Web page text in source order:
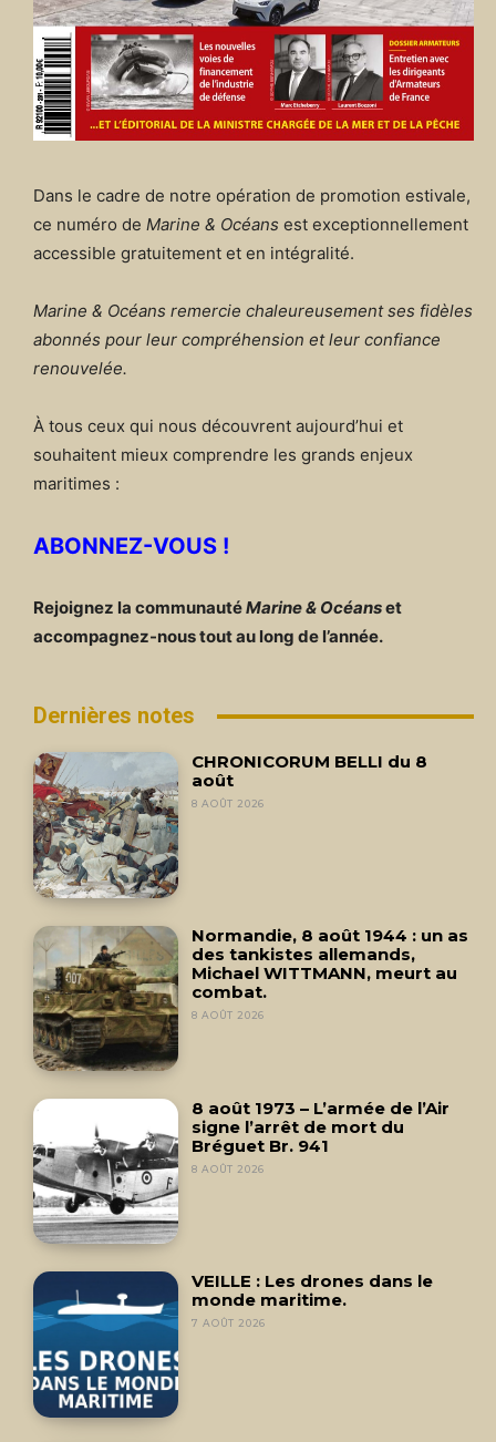
Dans le cadre de notre opération de promotion estivale,
ce numéro de Marine & Océans est exceptionnellement
accessible gratuitement et en intégralité.
Marine & Océans remercie chaleureusement ses fidèles
abonnés pour leur compréhension et leur confiance
renouvelée.
À tous ceux qui nous découvrent aujourd’hui et
souhaitent mieux comprendre les grands enjeux
maritimes :
ABONNEZ-VOUS !
Rejoignez la communautéMarine & Océanset
accompagnez-nous tout au long de l’année.
Dernières notes
CHRONICORUM BELLI du 8
août
8 AOÛT 2026
Normandie, 8 août 1944 : un as
des tankistes allemands,
Michael WITTMANN, meurt au
combat.
8 AOÛT 2026
8 août 1973 – L’armée de l’Air
signe l’arrêt de mort du
Bréguet Br. 941
8 AOÛT 2026
VEILLE : Les drones dans le
monde maritime.
7 AOÛT 2026